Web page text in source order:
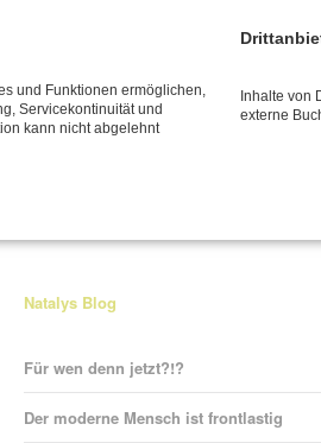
Natalys Blog
Für wen denn jetzt?!?
Der moderne Mensch ist frontlastig
und Funktionen ermöglichen,
Servicekontinuität und
kann nicht abgelehnt
Inhalte von
externe